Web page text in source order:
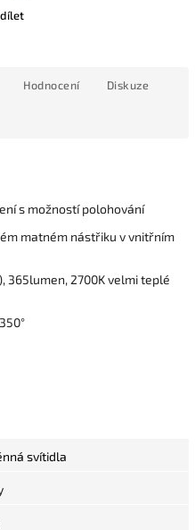
Hodnocení Diskuze
s možností polohování
matném nástřiku v vnitřním
365lumen, 2700K velmi teplé
svítidla